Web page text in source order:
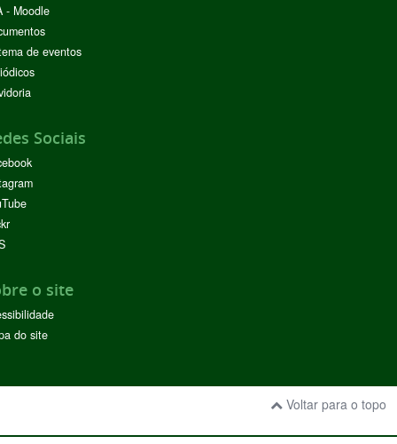
- Moodle
de eventos
Sociais
o site
do site
Voltar para o topo